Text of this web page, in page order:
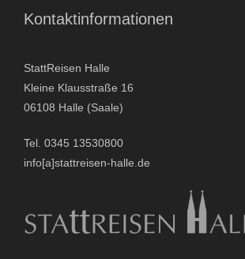
Kontaktinformationen
StattReisen Halle
Kleine Klausstraße 16
06108 Halle (Saale)
Tel. 0345 13530800
info[a]stattreisen-halle.de